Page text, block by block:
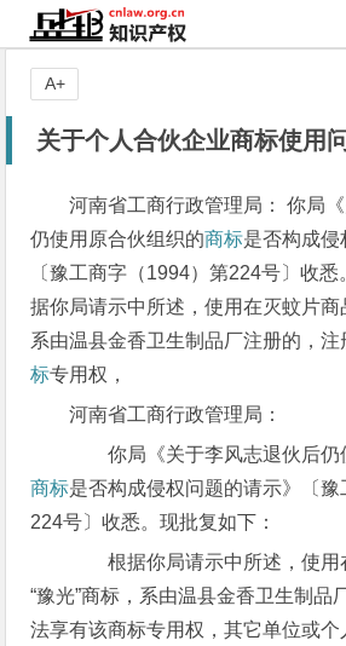
关于个人合伙企业商标使用
河南省工商行政管理局： 你局
仍使用原合伙组织的商标是否构成侵
〔豫工商字（1994）第224号〕收
据你局请示中所述，使用在灭蚊片商
系由温县金香卫生制品厂注册的，
标专用权，
河南省工商行政管理局：
你局《关于李风志退伙后仍
商标是否构成侵权问题的请示》〔
224号〕收悉。现批复如下：
根据你局请示中所述，使用
“豫光”商标，系由温县金香卫生制品
法享有该商标专用权，其它单位或
A+